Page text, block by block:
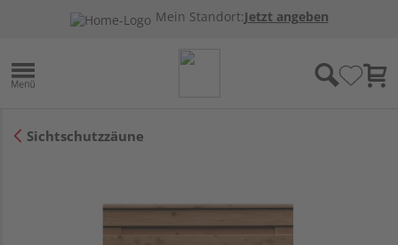
Mein Standort:Jetzt angeben
Sichtschutzzäune